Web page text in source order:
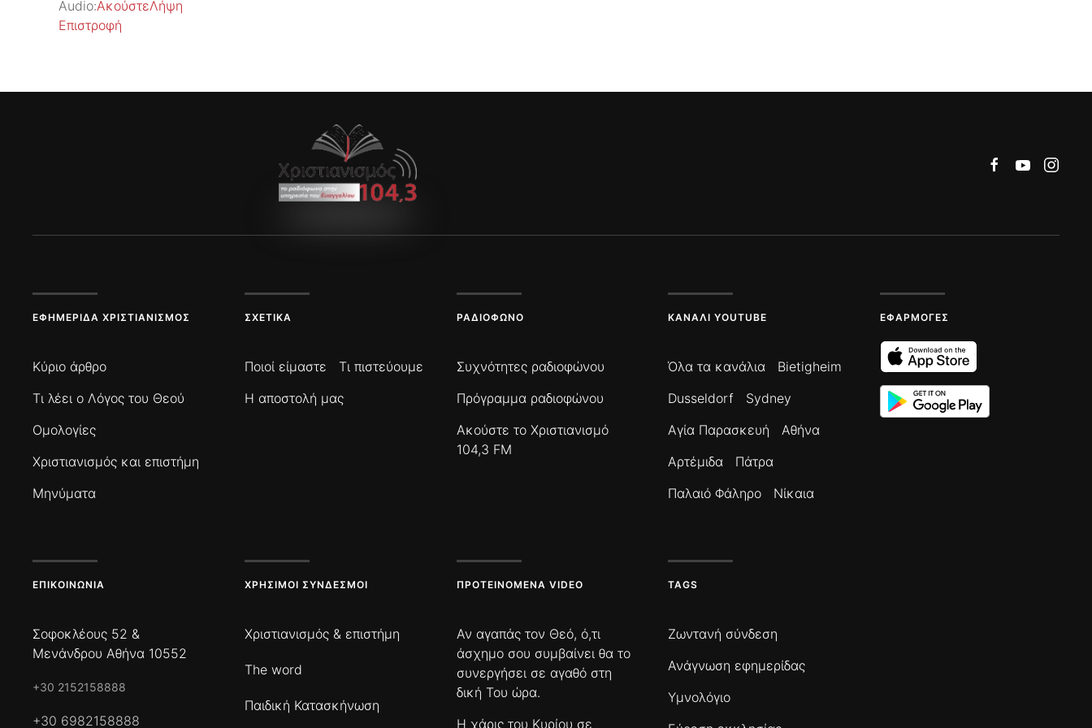
Audio:ΑκούστεΛήψη
Επιστροφή
ΕΦΗΜΕΡΊΔΑ ΧΡΙΣΤΙΑΝΙΣΜΌΣ
Κύριο άρθρο
Τι λέει ο Λόγος του Θεού
Ομολογίες
Χριστιανισμός και επιστήμη
Μηνύματα
ΣΧΕΤΙΚΆ
Ποιοί είμαστε
Τι πιστεύουμε
Η αποστολή μας
ΡΑΔΙΌΦΩΝΟ
Συχνότητες ραδιοφώνου
Πρόγραμμα ραδιοφώνου
Ακούστε το Χριστιανισμό
104,3 FM
ΚΑΝΆΛΙ YOUTUBE
Όλα τα κανάλια
Bietigheim
Dusseldorf
Sydney
Αγία Παρασκευή
Αθήνα
Αρτέμιδα
Πάτρα
Παλαιό Φάληρο
Νίκαια
ΕΦΑΡΜΟΓΈΣ
ΕΠΙΚΟΙΝΩΝΊΑ
Σοφοκλέους 52 &
Μενάνδρου Αθήνα 10552
+30 2152158888
+30 6982158888
ΧΡΉΣΙΜΟΙ ΣΎΝΔΕΣΜΟΙ
Χριστιανισμός & επιστήμη
The word
Παιδική Κατασκήνωση
ΠΡΟΤΕΙΝΌΜΕΝΑ VIDEO
Αν αγαπάς τον Θεό, ό,τι
άσχημο σου συμβαίνει θα το
συνεργήσει σε αγαθό στη
δική Του ώρα.
Η χάρις του Κυρίου σε
TAGS
Ζωντανή σύνδεση
Ανάγνωση εφημερίδας
Υμνολόγιο